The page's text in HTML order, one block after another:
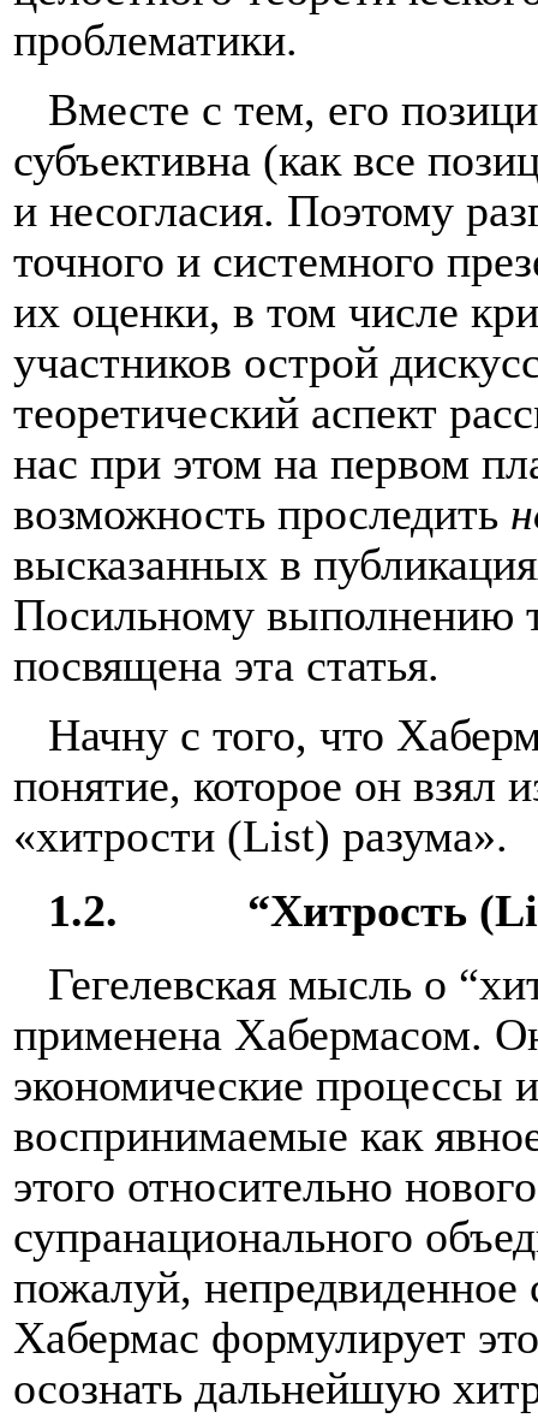
проблематики.
Вместе с тем, его
субъективна (как все
и несогласия. Поэтому
точного и системного
их оценки, в том числе
участников острой
теоретический аспект
нас при этом на первом
возможность проследить
высказанных в
Посильному выполнению
посвящена эта статья.
Начну с того, что
понятие, которое он взял
«хитрости (List) разума».
1.2.
“Хитрость
Гегелевская мысль о
применена Хабермасом.
экономические процессы
воспринимаемые как
этого относительно
супранационального
пожалуй, непредвиденное
Хабермас формулирует
осознать дальнейшую